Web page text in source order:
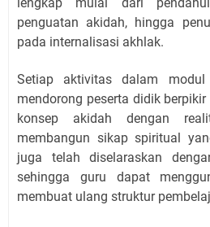
lengkap mulai dari
penguatan akidah, hingga
pada internalisasi akhlak.
Setiap aktivitas dalam
mendorong peserta didik
konsep akidah dengan
membangun sikap spiritual
juga telah diselaraskan
sehingga guru dapat
membuat ulang struktur